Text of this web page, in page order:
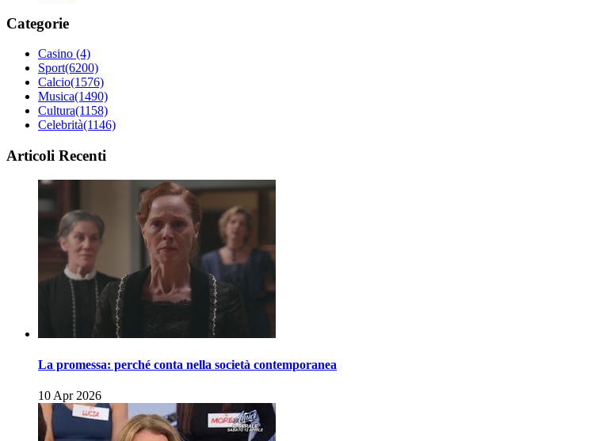
Categorie
Casino (4)
Sport(6200)
Calcio(1576)
Musica(1490)
Cultura(1158)
Celebrità(1146)
Articoli Recenti
La promessa: perché conta nella società contemporanea
10 Apr 2026